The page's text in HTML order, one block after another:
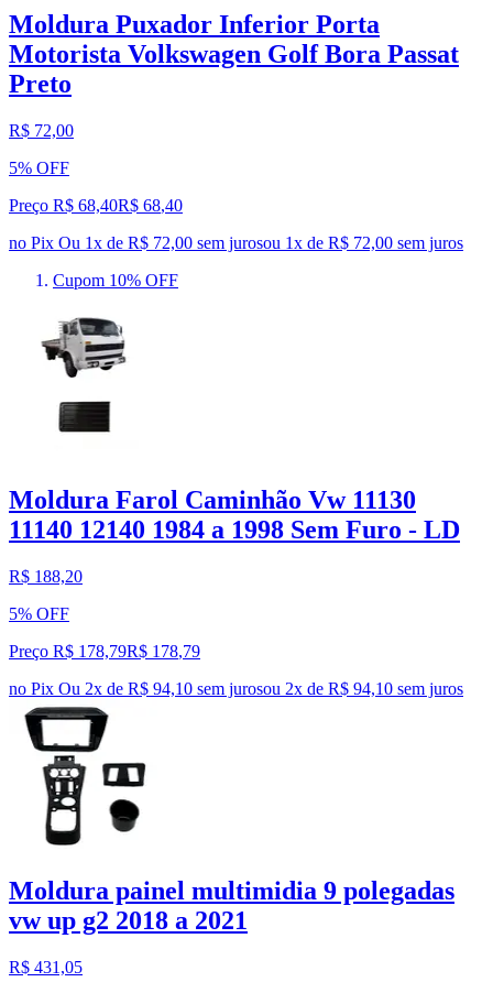
Moldura Puxador Inferior Porta
Motorista Volkswagen Golf Bora Passat
Preto
R$ 72,00
5% OFF
Preço R$ 68,40R$ 68,40
no Pix Ou 1x de R$ 72,00 sem jurosou 1x de R$ 72,00 sem juros
Cupom 10% OFF
Moldura Farol Caminhão Vw 11130
11140 12140 1984 a 1998 Sem Furo - LD
R$ 188,20
5% OFF
Preço R$ 178,79R$ 178,79
no Pix Ou 2x de R$ 94,10 sem jurosou 2x de R$ 94,10 sem juros
Moldura painel multimidia 9 polegadas
vw up g2 2018 a 2021
R$ 431,05